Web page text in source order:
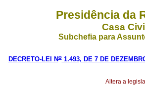
Presidência da
Casa Civil
Subchefia para
DECRETO-LEI No1.493, DE 7 DE
Altera a